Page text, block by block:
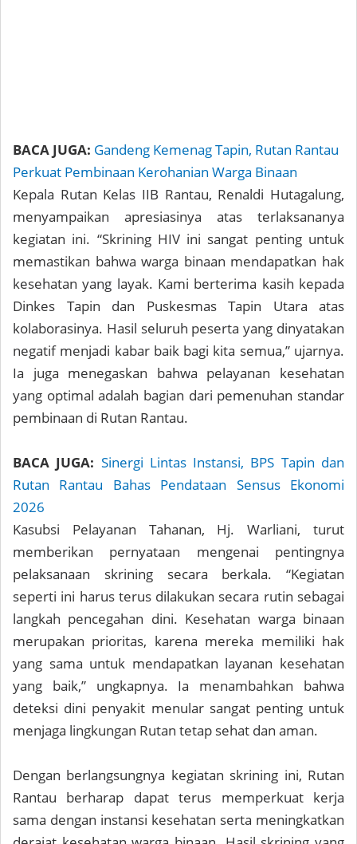
BACA JUGA: Gandeng Kemenag Tapin, Rutan Rantau
Perkuat Pembinaan Kerohanian Warga Binaan
Kepala Rutan Kelas IIB Rantau, Renaldi Hutagalung,
menyampaikan apresiasinya atas terlaksananya
kegiatan ini. “Skrining HIV ini sangat penting untuk
memastikan bahwa warga binaan mendapatkan hak
kesehatan yang layak. Kami berterima kasih kepada
Dinkes Tapin dan Puskesmas Tapin Utara atas
kolaborasinya. Hasil seluruh peserta yang dinyatakan
negatif menjadi kabar baik bagi kita semua,” ujarnya.
Ia juga menegaskan bahwa pelayanan kesehatan
yang optimal adalah bagian dari pemenuhan standar
pembinaan di Rutan Rantau.
BACA JUGA: Sinergi Lintas Instansi, BPS Tapin dan
Rutan Rantau Bahas Pendataan Sensus Ekonomi
2026
Kasubsi Pelayanan Tahanan, Hj. Warliani, turut
memberikan pernyataan mengenai pentingnya
pelaksanaan skrining secara berkala. “Kegiatan
seperti ini harus terus dilakukan secara rutin sebagai
langkah pencegahan dini. Kesehatan warga binaan
merupakan prioritas, karena mereka memiliki hak
yang sama untuk mendapatkan layanan kesehatan
yang baik,” ungkapnya. Ia menambahkan bahwa
deteksi dini penyakit menular sangat penting untuk
menjaga lingkungan Rutan tetap sehat dan aman.
Dengan berlangsungnya kegiatan skrining ini, Rutan
Rantau berharap dapat terus memperkuat kerja
sama dengan instansi kesehatan serta meningkatkan